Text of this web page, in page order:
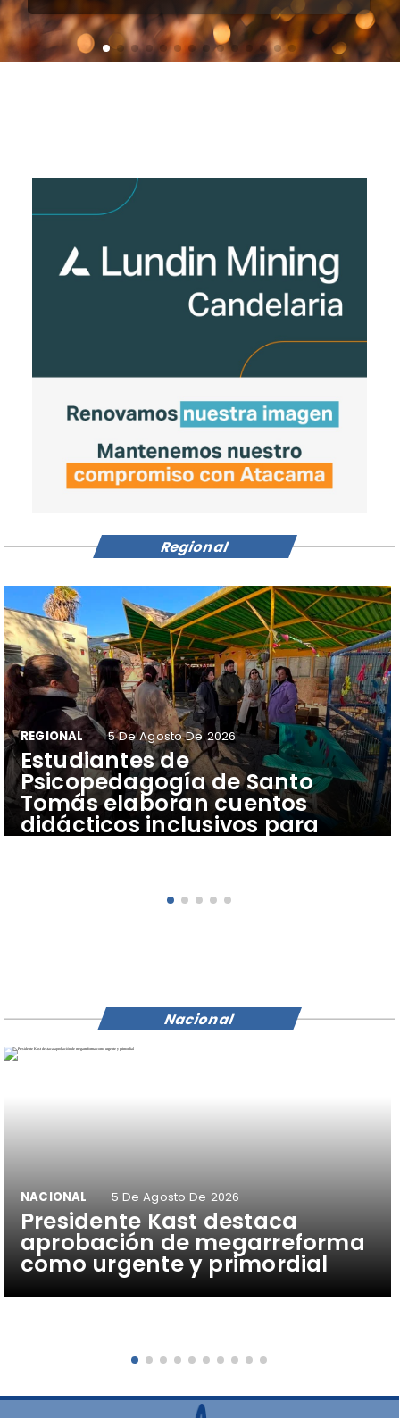
​Estudiantes de
Psicopedagogía de Santo
Tomás elaboran cuentos
didácticos inclusivos para
REGIONAL 5 De Agosto De 2026
Regional
Presidente Kast destaca
aprobación de megarreforma
como urgente y primordial
NACIONAL 5 De Agosto De 2026
Nacional